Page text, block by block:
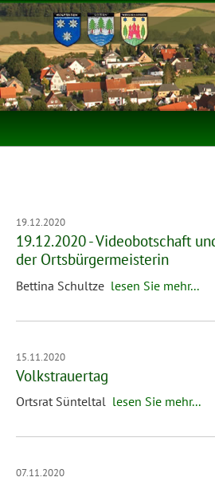
19.12.2020
19.12.2020 - Videobotschaft
der Ortsbürgermeisterin
Bettina Schultze lesen Sie mehr...
15.11.2020
Volkstrauertag
Ortsrat Sünteltal lesen Sie mehr...
07.11.2020